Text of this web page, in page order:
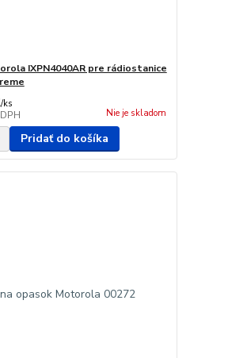
IXPN4040AR pre rádiostanice
/ks
Nie je skladom
Pridať do košíka